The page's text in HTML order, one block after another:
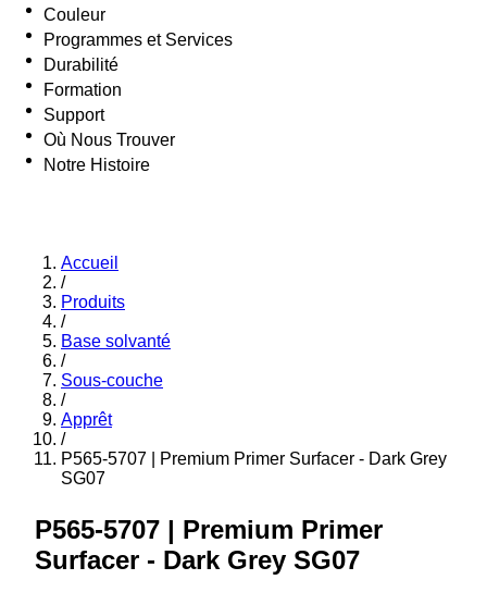
Couleur
Programmes et Services
Durabilité
Formation
Support
Où Nous Trouver
Notre Histoire
Accueil
/
Produits
/
Base solvanté
/
Sous-couche
/
Apprêt
/
P565-5707 | Premium Primer Surfacer - Dark Grey
SG07
P565-5707 | Premium Primer
Surfacer - Dark Grey SG07